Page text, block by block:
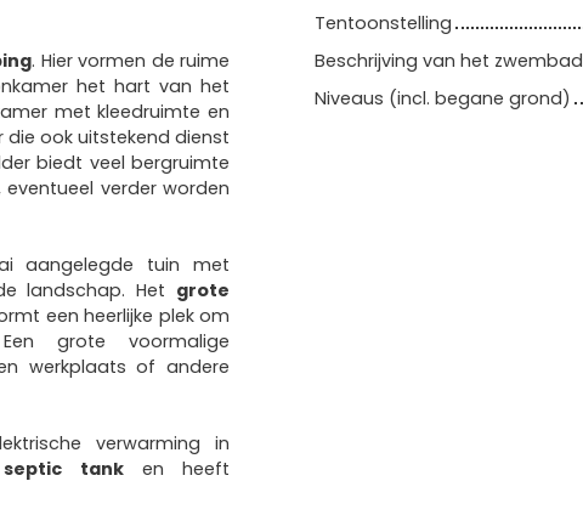
. Hier vormen de ruime
het hart van het
met kleedruimte en
ook uitstekend dienst
biedt veel bergruimte
verder worden
aangelegde tuin met
landschap. Het grote
een heerlijke plek om
grote voormalige
werkplaats of andere
verwarming in
tanken heeft
Tentoonstelling
Beschrijving van het zwembad
Niveaus (incl. begane grond)